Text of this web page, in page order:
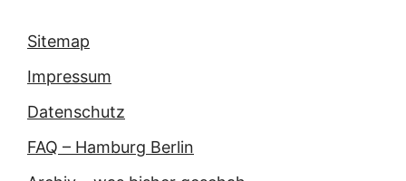
Sitemap
Impressum
Datenschutz
FAQ – Hamburg Berlin